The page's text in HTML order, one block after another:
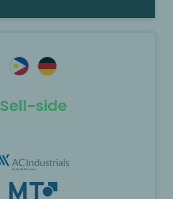
Sell-side